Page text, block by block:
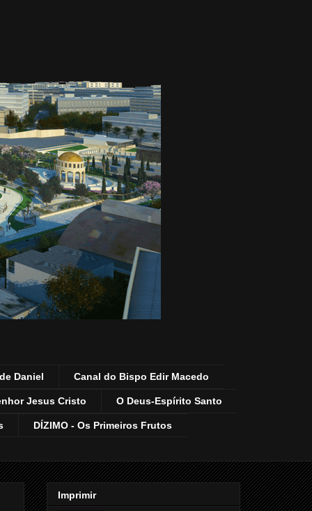
Daniel Canal do Bispo Edir Macedo
Jesus Cristo O Deus-Espírito Santo
DÍZIMO - Os Primeiros Frutos
Imprimir